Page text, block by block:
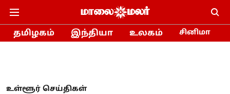
தமிழகம் இந்தியா உலகம் சினிமா
உள்ளூர் செய்திகள்